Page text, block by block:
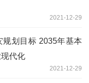
2021-12-29
规划目标 2035年基本
代化
2021-12-29